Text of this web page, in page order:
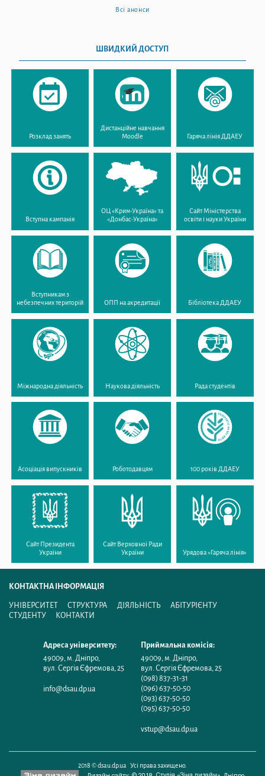
Всі анонси
ШВИДКИЙ ДОСТУП
Розклад занять
Дистанційне навчання
Moodle
Гаряча лінія ДДАЕУ
Вступна кампанія
ОЦ «Крим-Україна» та
«Донбас-Україна»
Сайт Міністерства
освіти і науки України
Вступникам з
небезпечних територій
ОПП на акредитації Бібліотека ДДАЕУ
Міжнародна діяльність Наукова діяльність Рада студентів
Асоціація випускників Роботодавцям 100 років ДДАЕУ
Сайт Президента
України
Сайт Верховної Ради
України
Урядова «Гаряча лінія»
КОНТАКТНА ІНФОРМАЦІЯ
УНІВЕРСИТЕТ СТРУКТУРА ДІЯЛЬНІСТЬ
АБІТУРІЄНТУ
СТУДЕНТУ
КОНТАКТИ
Адреса університету:
49009 м. Дніпро,
вул. Сергія Єфремова, 25
info@dsau.dp.ua
Приймальна комісія:
49009 м. Дніпро,
вул. Сергія Єфремова, 25
(098) 837-31-31
(096) 637-50-50
(093) 637-50-50
(095) 637-50-50
vstup@dsau.dp.ua
2018 © dsau.dp.ua Усі права захищено.